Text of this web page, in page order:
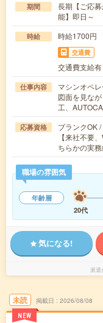
期間
長期【ご応
能】即日～
時給 時給1700円
交通費
交通費支給有
仕事内容
マシンオペ
図面を見な
工、
応募資格
ブランクOK
【来社不要
ちらかの実
職場の雰囲気
年齢層
20代
気になる!
派遣
未読
NEW
掲載日 2026/08/08